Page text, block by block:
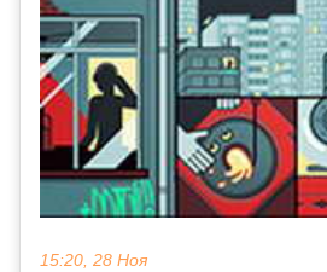
15:20, 28 Ноя